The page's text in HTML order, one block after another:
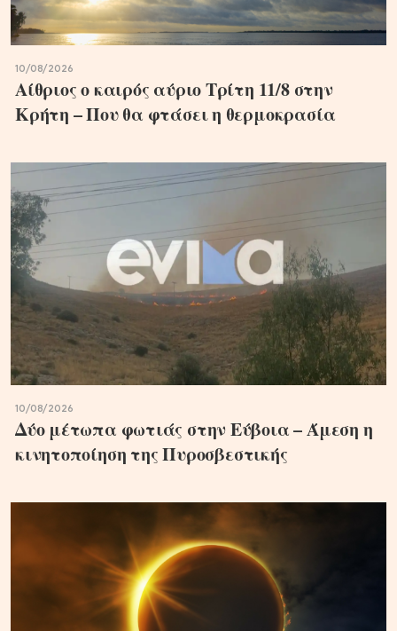
10/08/2026
Αίθριος ο καιρός αύριο Τρίτη 11/8 στην
Κρήτη – Που θα φτάσει η θερμοκρασία
10/08/2026
Δύο μέτωπα φωτιάς στην Εύβοια – Άμεση η
κινητοποίηση της Πυροσβεστικής